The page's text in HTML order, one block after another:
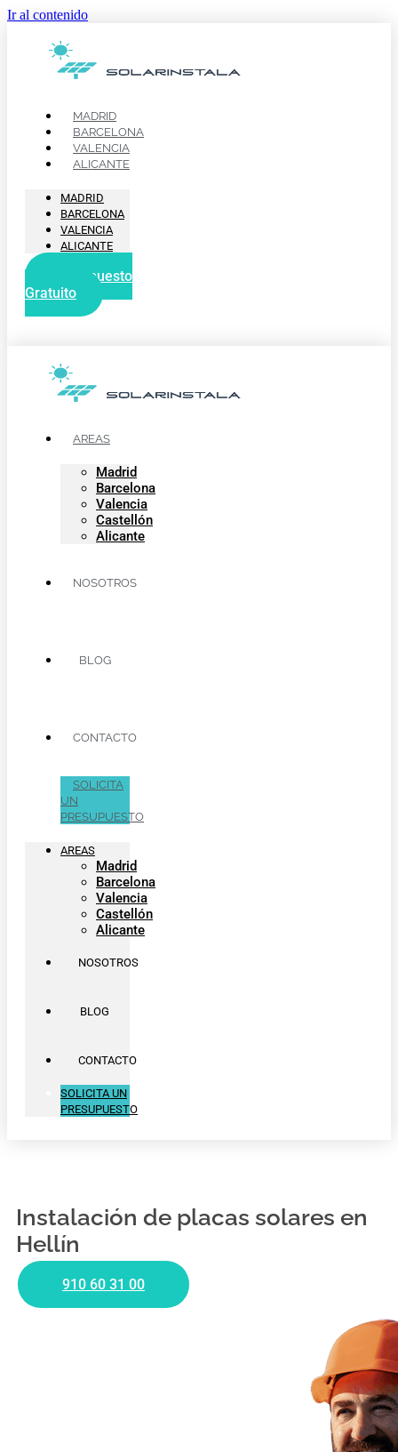
Ir al contenido
MADRID
BARCELONA
VALENCIA
ALICANTE
MADRID
BARCELONA
VALENCIA
ALICANTE
Presupuesto
Gratuito
AREAS
Madrid
Barcelona
Valencia
Castellón
Alicante
NOSOTROS
BLOG
CONTACTO
SOLICITA
UN
PRESUPUESTO
AREAS
Madrid
Barcelona
Valencia
Castellón
Alicante
NOSOTROS
BLOG
CONTACTO
SOLICITA UN
PRESUPUESTO
Instalación de placas solares en
Hellín
910 60 31 00